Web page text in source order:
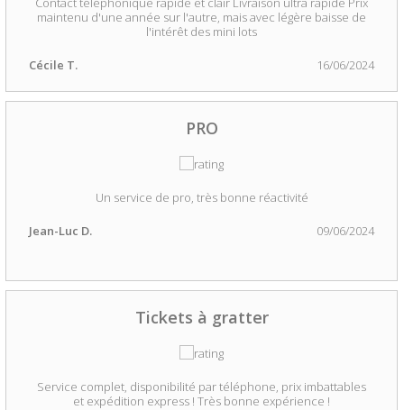
maintenu d'une année sur l'autre, mais avec légère baisse de
l'intérêt des mini lots
Cécile T. 16/06/2024
PRO
Un service de pro, très bonne réactivité
Jean-Luc D. 09/06/2024
Tickets à gratter
Service complet, disponibilité par téléphone, prix imbattables
et expédition express ! Très bonne expérience !